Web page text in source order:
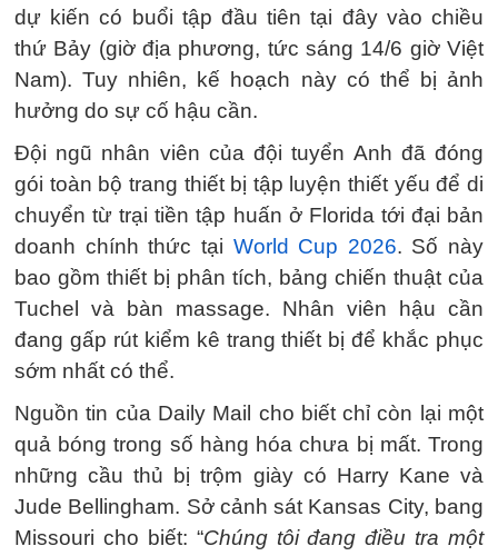
dự kiến có buổi tập đầu tiên tại đây vào chiều
thứ Bảy (giờ địa phương, tức sáng 14/6 giờ Việt
Nam). Tuy nhiên, kế hoạch này có thể bị ảnh
hưởng do sự cố hậu cần.
Đội ngũ nhân viên của đội tuyển Anh đã đóng
gói toàn bộ trang thiết bị tập luyện thiết yếu để di
chuyển từ trại tiền tập huấn ở Florida tới đại bản
doanh chính thức tại World Cup 2026. Số này
bao gồm thiết bị phân tích, bảng chiến thuật của
Tuchel và bàn massage. Nhân viên hậu cần
đang gấp rút kiểm kê trang thiết bị để khắc phục
sớm nhất có thể.
Nguồn tin của Daily Mail cho biết chỉ còn lại một
quả bóng trong số hàng hóa chưa bị mất. Trong
những cầu thủ bị trộm giày có Harry Kane và
Jude Bellingham. Sở cảnh sát Kansas City, bang
Missouri cho biết: “Chúng tôi đang điều tra một